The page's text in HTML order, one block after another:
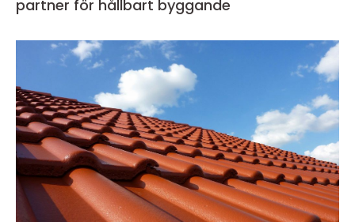
partner för hållbart byggande